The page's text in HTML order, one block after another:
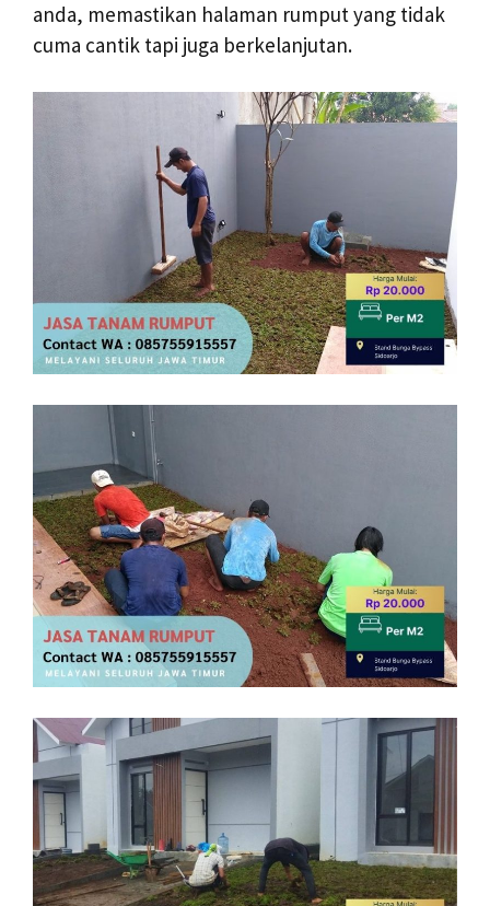
anda, memastikan halaman rumput yang tidak
cuma cantik tapi juga berkelanjutan.